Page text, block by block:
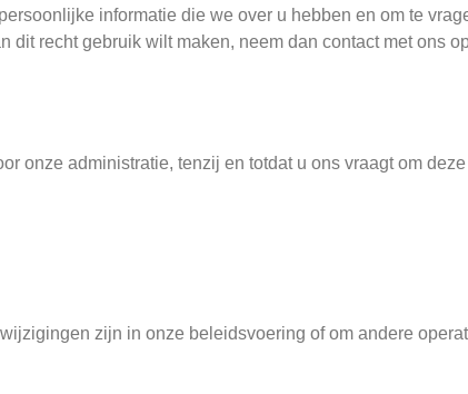
informatie die we over u hebben en om te
recht gebruik wilt maken, neem dan contact met ons
onze administratie, tenzij en totdat u ons vraagt om
zijn in onze beleidsvoering of om andere